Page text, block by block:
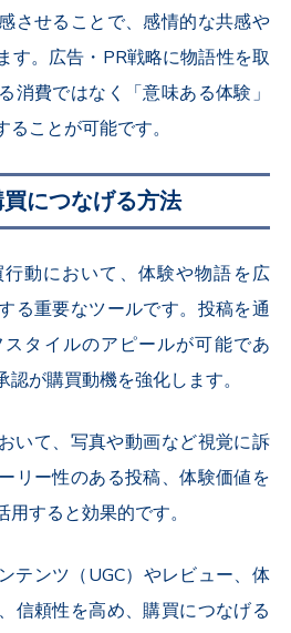
させることで、感情的な共感や
す。広告・PR戦略に物語性を取
消費ではなく「意味ある体験」
ことが可能です。
につなげる方法
動において、体験や物語を広
る重要なツールです。投稿を通
タイルのアピールが可能であ
が購買動機を強化します。
いて、写真や動画など視覚に訴
リー性のある投稿、体験価値を
すると効果的です。
テンツ（UGC）やレビュー、体
信頼性を高め、購買につなげる